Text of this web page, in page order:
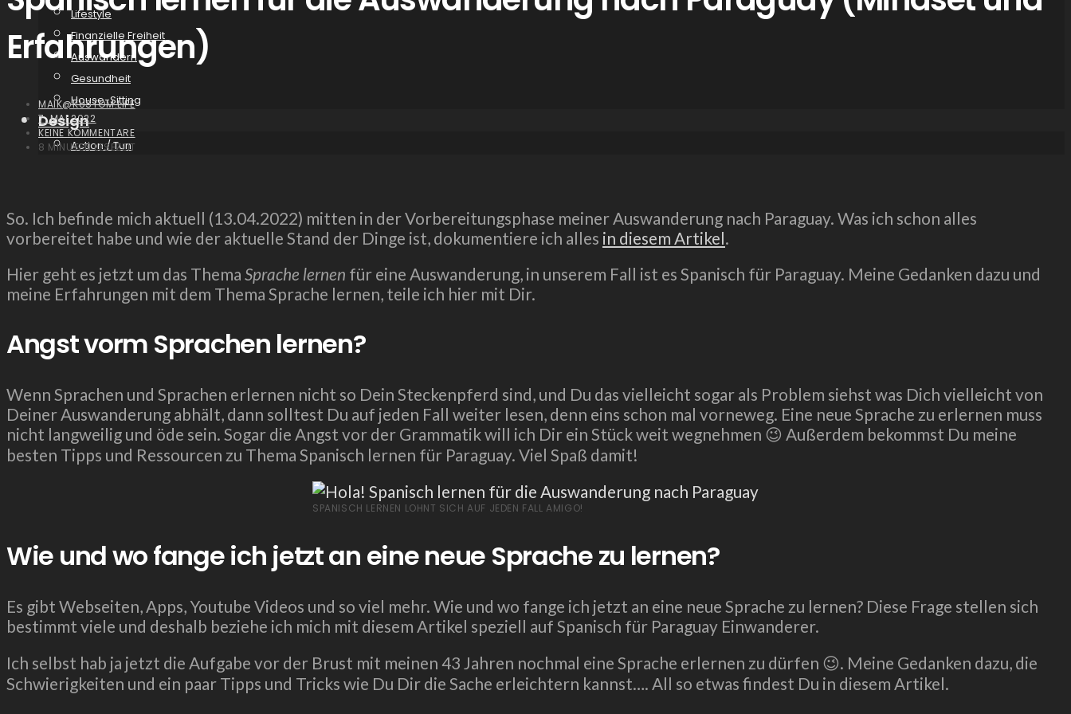
Lifestyle
Finanzielle Freiheit
Auswandern
Gesundheit
House-Sitting
Design
Action / Tun
Erfahrungen)
MAIK@KUSTOM.LIFE
7. MAI 2022
KEINE KOMMENTARE
8 MINUTEN LESEZEIT
So. Ich befinde mich aktuell (13.04.2022) mitten in der Vorbereitungsphase meiner Auswanderung nach Paraguay. Was ich schon alles
vorbereitet habe und wie der aktuelle Stand der Dinge ist, dokumentiere ich alles in diesem Artikel.
Hier geht es jetzt um das Thema Sprache lernen für eine Auswanderung, in unserem Fall ist es Spanisch für Paraguay. Meine Gedanken dazu und
meine Erfahrungen mit dem Thema Sprache lernen, teile ich hier mit Dir.
Angst vorm Sprachen lernen?
Wenn Sprachen und Sprachen erlernen nicht so Dein Steckenpferd sind, und Du das vielleicht sogar als Problem siehst was Dich vielleicht von
Deiner Auswanderung abhält, dann solltest Du auf jeden Fall weiter lesen, denn eins schon mal vorneweg. Eine neue Sprache zu erlernen muss
nicht langweilig und öde sein. Sogar die Angst vor der Grammatik will ich Dir ein Stück weit wegnehmen 😉 Außerdem bekommst Du meine
besten Tipps und Ressourcen zu Thema Spanisch lernen für Paraguay. Viel Spaß damit!
SPANISCH LERNEN LOHNT SICH AUF JEDEN FALL AMIGO!
Wie und wo fange ich jetzt an eine neue Sprache zu lernen?
Es gibt Webseiten, Apps, Youtube Videos und so viel mehr. Wie und wo fange ich jetzt an eine neue Sprache zu lernen? Diese Frage stellen sich
bestimmt viele und deshalb beziehe ich mich mit diesem Artikel speziell auf Spanisch für Paraguay Einwanderer.
Ich selbst hab ja jetzt die Aufgabe vor der Brust mit meinen 43 Jahren nochmal eine Sprache erlernen zu dürfen 😉. Meine Gedanken dazu, die
Schwierigkeiten und ein paar Tipps und Tricks wie Du Dir die Sache erleichtern kannst…. All so etwas findest Du in diesem Artikel.